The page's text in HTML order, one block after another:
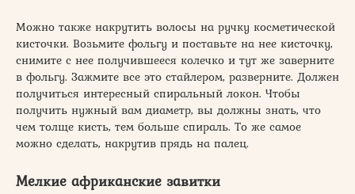
Можно также накрутить волосы на ручку косметической
кисточки. Возьмите фольгу и поставьте на нее кисточку,
снимите с нее получившееся колечко и тут же заверните
в фольгу. Зажмите все это стайлером, разверните. Должен
получиться интересный спиральный локон. Чтобы
получить нужный вам диаметр, вы должны знать, что
чем толще кисть, тем больше спираль. То же самое
можно сделать, накрутив прядь на палец.
Мелкие африканские завитки